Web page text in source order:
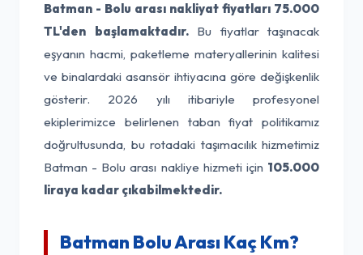
Batman - Bolu arası nakliyat fiyatları 75.000
TL'den başlamaktadır.Bu fiyatlar taşınacak
eşyanın hacmi, paketleme materyallerinin kalitesi
ve binalardaki asansör ihtiyacına göre değişkenlik
gösterir. 2026 yılı itibariyle profesyonel
ekiplerimizce belirlenen taban fiyat politikamız
doğrultusunda, bu rotadaki taşımacılık hizmetimiz
Batman - Bolu arası nakliye hizmeti için 105.000
liraya kadar çıkabilmektedir.
Batman Bolu Arası Kaç Km?